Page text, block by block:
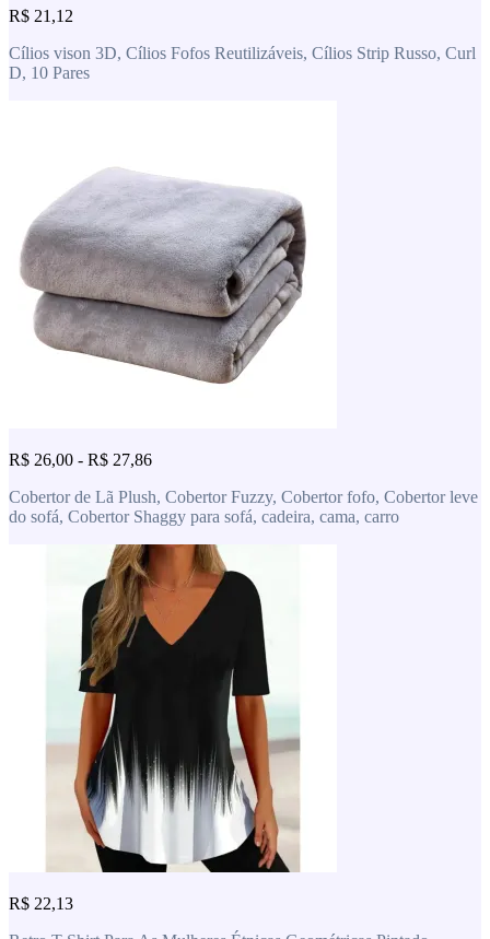
R$ 21,12
Cílios vison 3D, Cílios Fofos Reutilizáveis, Cílios Strip Russo, Curl
D, 10 Pares
R$ 26,00 - R$ 27,86
Cobertor de Lã Plush, Cobertor Fuzzy, Cobertor fofo, Cobertor leve
do sofá, Cobertor Shaggy para sofá, cadeira, cama, carro
R$ 22,13